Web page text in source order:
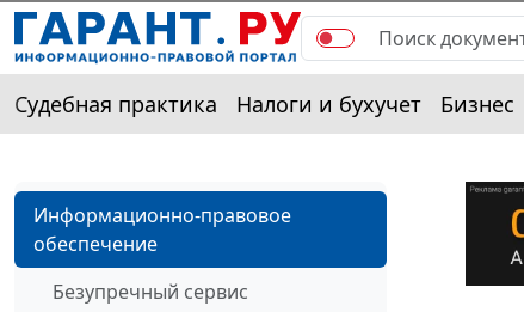
Судебная практика Налоги и бухучет Бизнес
Информационно-правовое
обеспечение
Безупречный сервис